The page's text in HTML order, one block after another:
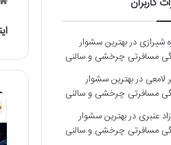
شیرازی دربهترین سشوار
مسافرتی چرخشی و سالنی
لامعی دربهترین سشوار
مسافرتی چرخشی و سالنی
عنبری دربهترین سشوار
مسافرتی چرخشی و سالنی